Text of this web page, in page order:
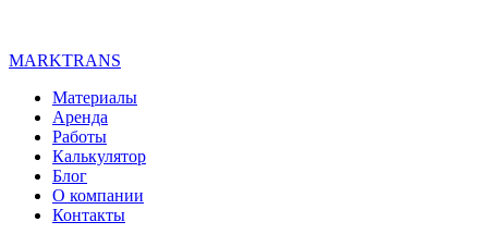
MARKTRANS
Материалы
Аренда
Работы
Калькулятор
Блог
О компании
Контакты